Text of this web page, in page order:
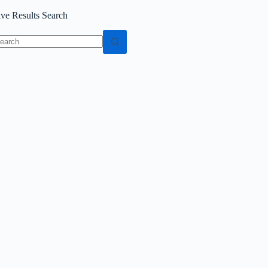
Results Search